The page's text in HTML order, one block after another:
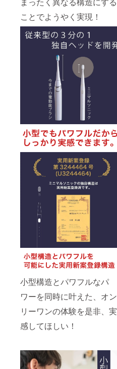
ことでようやく実現！
小型構造とパワフルなパ
ワーを同時に叶えた、オン
リーワンの体験を是非、実
感してほしい！